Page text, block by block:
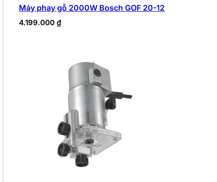
Máy phay gỗ 2000W Bosch GOF 20-12
4.199.000 ₫